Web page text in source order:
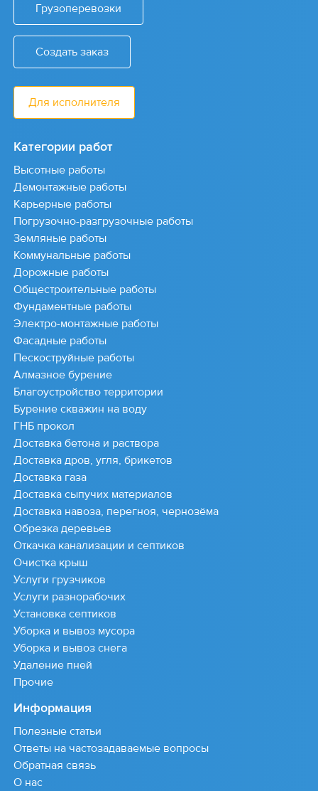
Грузоперевозки
Создать заказ
Для исполнителя
Категории работ
Высотные работы
Демонтажные работы
Карьерные работы
Погрузочно-разгрузочные работы
Земляные работы
Коммунальные работы
Дорожные работы
Общестроительные работы
Фундаментные работы
Электро-монтажные работы
Фасадные работы
Пескоструйные работы
Алмазное бурение
Благоустройство территории
Бурение скважин на воду
ГНБ прокол
Доставка бетона и раствора
Доставка дров, угля, брикетов
Доставка газа
Доставка сыпучих материалов
Доставка навоза, перегноя, чернозёма
Обрезка деревьев
Откачка канализации и септиков
Очистка крыш
Услуги грузчиков
Услуги разнорабочих
Установка септиков
Уборка и вывоз мусора
Уборка и вывоз снега
Удаление пней
Прочие
Информация
Полезные статьи
Ответы на частозадаваемые вопросы
Обратная связь
О нас